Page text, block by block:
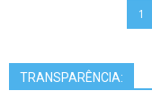
1
TRANSPARÊNCIA: